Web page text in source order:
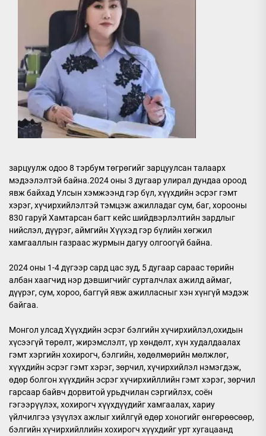
зарцуулж одоо 8 тэрбум төгрөгийг зарцуулсан талаарх
мэдээлэлтэй байна.2024 оны 3 дугаар улирал дундаа ороод
явж байхад Улсын хэмжээнд гэр бүл, хүүхдийн эсрэг гэмт
хэрэг, хүчирхийлэлтэй тэмцэж ажилладаг сум, баг, хорооны
830 гаруй Хамтарсан багт кейс шийдвэрлэлтийн зардлыг
нийслэл, дүүрэг, аймгийн Хүүхэд гэр бүлийн хөгжил
хамгааллын газраас журмын дагуу олгоогүй байна.
2024 оны 1-4 дүгээр сард цас зуд, 5 дугаар сараас төрийн
албан хаагчид нэр дэвшигчийг сурталчлах ажилд аймаг,
дүүрэг, сум, хороо, баггүй явж ажилласныг хэн хүнгүй мэдэж
байгаа.
Монгол улсад Хүүхдийн эсрэг бэлгийн хүчирхийлэл,охидын
хүсээгүй төрөлт, жирэмслэлт, үр хөндөлт, хүн худалдаалах
гэмт хэргийн хохирогч, бэлгийн, хөдөлмөрийн мөлжлөг,
хүүхдийн эсрэг гэмт хэрэг, зөрчил, хүчирхийлэл нэмэгдэж,
өдөр болгон хүүхдийн эсрэг хүчирхийллийн гэмт хэрэг, зөрчил
гарсаар байвч дорвитой урьдчилан сэргийлэх, соён
гэгээрүүлэх, хохирогч хүүхдүүдийг хамгаалах, хариу
үйлчилгээ үзүүлэх ажлыг хийлгүй өдөр хоногийг өнгөрөөсөөр,
бэлгийн хүчирхийллийн хохирогч хүүхдийг урт хугацаанд